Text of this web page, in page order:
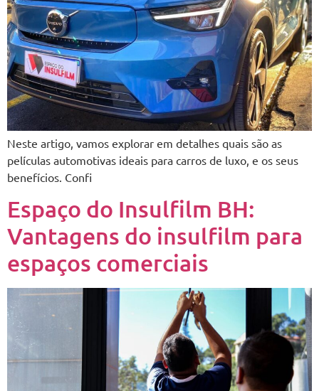
Neste artigo, vamos explorar em detalhes quais são as
películas automotivas ideais para carros de luxo, e os seus
benefícios. Confi
Espaço do Insulfilm BH:
Vantagens do insulfilm para
espaços comerciais